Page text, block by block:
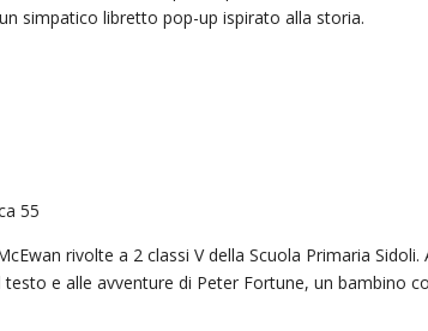
simpatico libretto pop-up ispirato alla storia.
55
rivolte a 2 classi V della Scuola Primaria
e alle avventure di Peter Fortune, un bambino